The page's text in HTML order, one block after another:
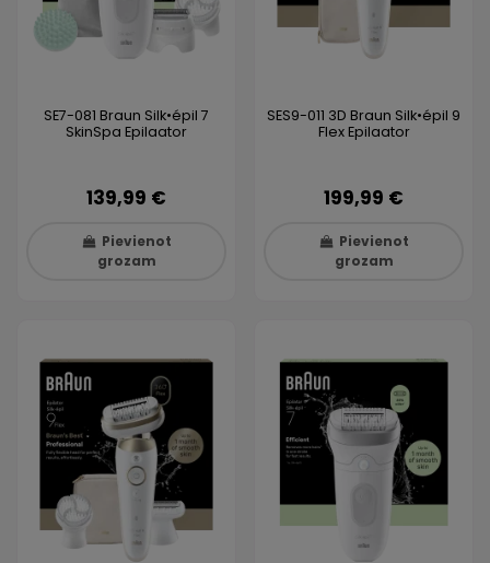
SE7-081 Braun Silk•épil 7
SkinSpa Epilaator
139,99 €
Pievienot
grozam
SES9-011 3D Braun Silk•épil 9
Flex Epilaator
199,99 €
Pievienot
grozam